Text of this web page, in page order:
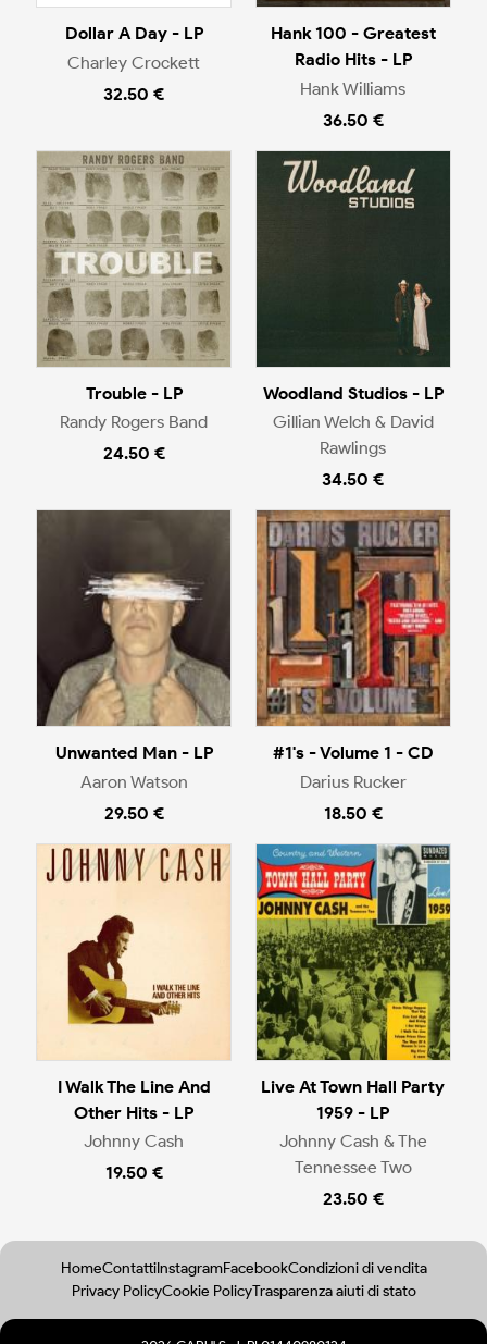
Dollar A Day - LP
Charley Crockett
32.50 €
Hank 100 - Greatest
Radio Hits - LP
Hank Williams
36.50 €
Trouble - LP
Randy Rogers Band
24.50 €
Woodland Studios - LP
Gillian Welch & David
Rawlings
34.50 €
Unwanted Man - LP
Aaron Watson
29.50 €
#1's - Volume 1 - CD
Darius Rucker
18.50 €
I Walk The Line And
Other Hits - LP
Johnny Cash
19.50 €
Live At Town Hall Party
1959 - LP
Johnny Cash & The
Tennessee Two
23.50 €
HomeContattiInstagramFacebookCondizioni di vendita
Privacy PolicyCookie PolicyTrasparenza aiuti di stato